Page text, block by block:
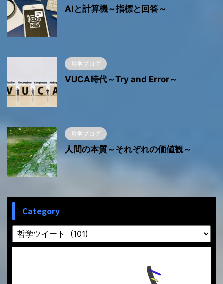
AIと計算機～指標と回答～
哲学ブログ
VUCA時代～Try and Error～
哲学ブログ
人間の本質～それぞれの価値観～
Category